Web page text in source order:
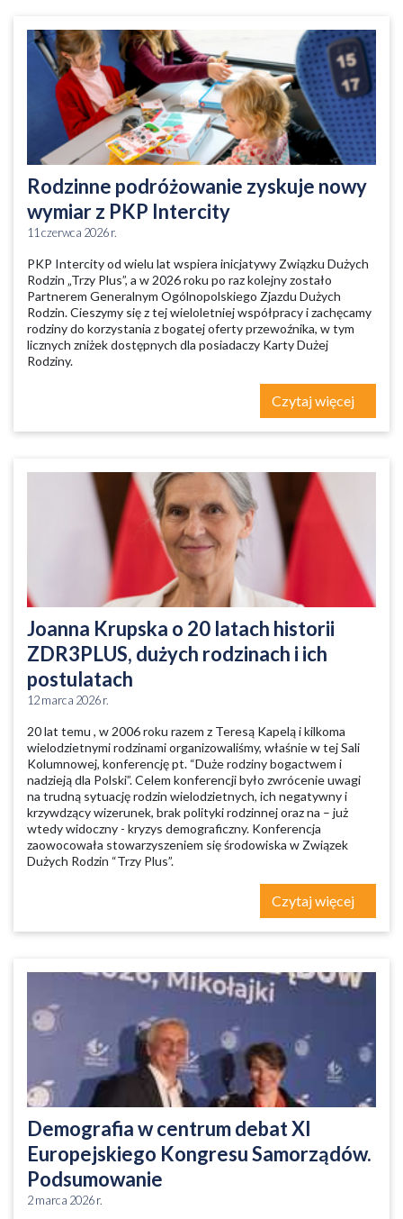
Rodzinne podróżowanie zyskuje nowy
wymiar z PKP Intercity
11 czerwca 2026 r.
PKP Intercity od wielu lat wspiera inicjatywy Związku Dużych
Rodzin „Trzy Plus”, a w 2026 roku po raz kolejny zostało
Partnerem Generalnym Ogólnopolskiego Zjazdu Dużych
Rodzin. Cieszymy się z tej wieloletniej współpracy i zachęcamy
rodziny do korzystania z bogatej oferty przewoźnika, w tym
licznych zniżek dostępnych dla posiadaczy Karty Dużej
Rodziny.
Czytaj więcej
Joanna Krupska o 20 latach historii
ZDR3PLUS, dużych rodzinach i ich
postulatach
12 marca 2026 r.
20 lat temu , w 2006 roku razem z Teresą Kapelą i kilkoma
wielodzietnymi rodzinami organizowaliśmy, właśnie w tej Sali
Kolumnowej, konferencję pt. “Duże rodziny bogactwem i
nadzieją dla Polski”. Celem konferencji było zwrócenie uwagi
na trudną sytuację rodzin wielodzietnych, ich negatywny i
krzywdzący wizerunek, brak polityki rodzinnej oraz na – już
wtedy widoczny - kryzys demograficzny. Konferencja
zaowocowała stowarzyszeniem się środowiska w Związek
Dużych Rodzin “Trzy Plus”.
Czytaj więcej
Demografia w centrum debat XI
Europejskiego Kongresu Samorządów.
Podsumowanie
2 marca 2026 r.